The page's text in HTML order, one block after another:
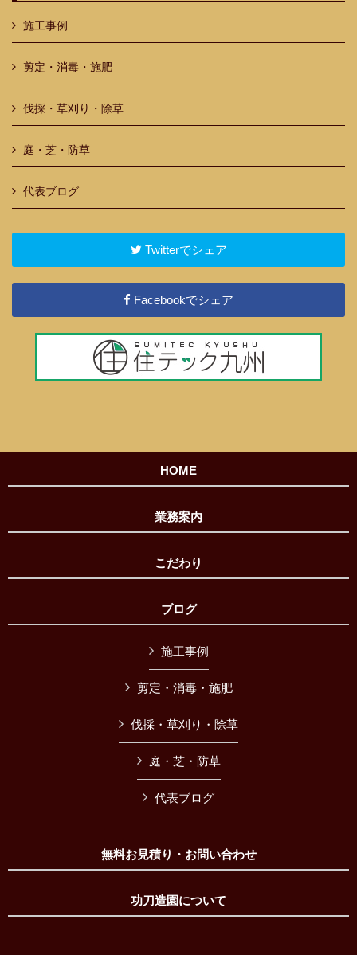
施工事例
剪定・消毒・施肥
伐採・草刈り・除草
庭・芝・防草
代表ブログ
Twitterでシェア
Facebookでシェア
HOME
業務案内
こだわり
ブログ
施工事例
剪定・消毒・施肥
伐採・草刈り・除草
庭・芝・防草
代表ブログ
無料お見積り・お問い合わせ
功刀造園について